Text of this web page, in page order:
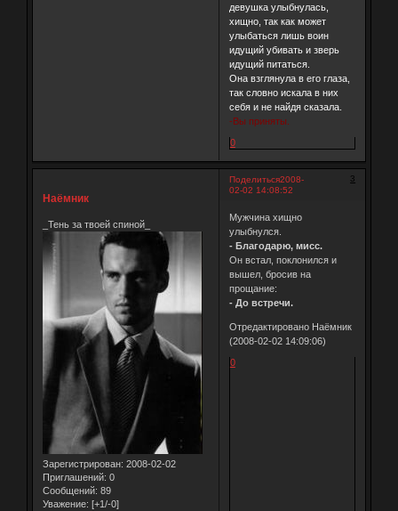
девушка улыбнулась,
хищно, так как может
улыбаться лишь воин
идущий убивать и зверь
идущий питаться.
Она взглянула в его глаза,
так словно искала в них
себя и не найдя сказала.
-Вы приняты.
0
Поделиться 3
2008-
02-02 14:08:52
Наёмник
_Тень за твоей спиной_
Зарегистрирован: 2008-02-02
Приглашений: 0
Сообщений: 89
Уважение: [+1/-0]
Мужчина хищно
улыбнулся.
- Благодарю, мисс.
Он встал, поклонился и
вышел, бросив на
прощание:
- До встречи.
Отредактировано Наёмник
(2008-02-02 14:09:06)
0